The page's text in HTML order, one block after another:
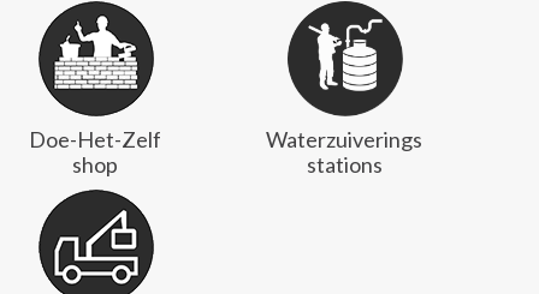
Doe-Het-Zelf
shop
Waterzuiverings
stations